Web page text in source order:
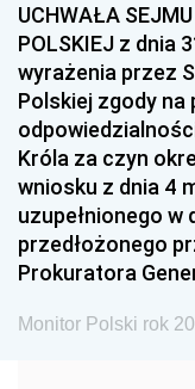
1996
1993
1990
1987
1984
1981
1978
1975
UCHWAŁA
POLSKIEJ z dnia
wyrażenia przez
Polskiej zgody na
Króla za czyn
wniosku z dnia 4
uzupełnionego w
przedłożonego
Prokuratora
Monitor Polski rok